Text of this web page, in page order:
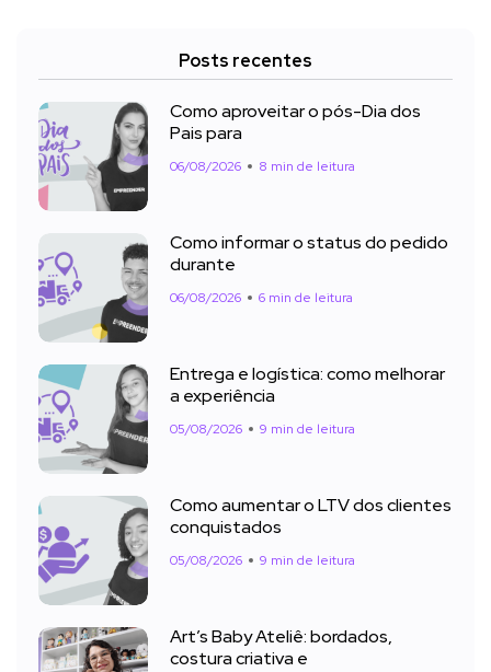
Posts recentes
Como aproveitar o pós-Dia dos
Pais para
06/08/2026 8 min de leitura
Como informar o status do pedido
durante
06/08/2026 6 min de leitura
Entrega e logística: como melhorar
a experiência
05/08/2026 9 min de leitura
Como aumentar o LTV dos clientes
conquistados
05/08/2026 9 min de leitura
Art’s Baby Ateliê: bordados,
costura criativa e